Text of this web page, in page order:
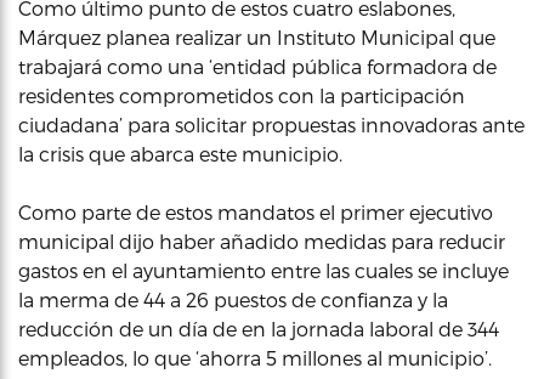
Como último punto de estos cuatro eslabones,
Márquez planea realizar un Instituto Municipal que
trabajará como una ‘entidad pública formadora de
residentes comprometidos con la participación
ciudadana’ para solicitar propuestas innovadoras ante
la crisis que abarca este municipio.
Como parte de estos mandatos el primer ejecutivo
municipal dijo haber añadido medidas para reducir
gastos en el ayuntamiento entre las cuales se incluye
la merma de 44 a 26 puestos de confianza y la
reducción de un día de en la jornada laboral de 344
empleados, lo que ‘ahorra 5 millones al municipio’.